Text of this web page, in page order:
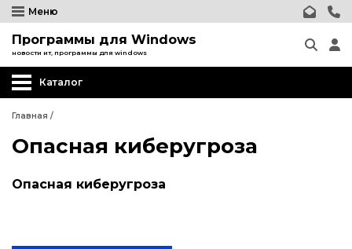
Меню
Программы для Windows
новости ит, программы для windows
Каталог
Главная /
Опасная киберугроза
Опасная киберугроза